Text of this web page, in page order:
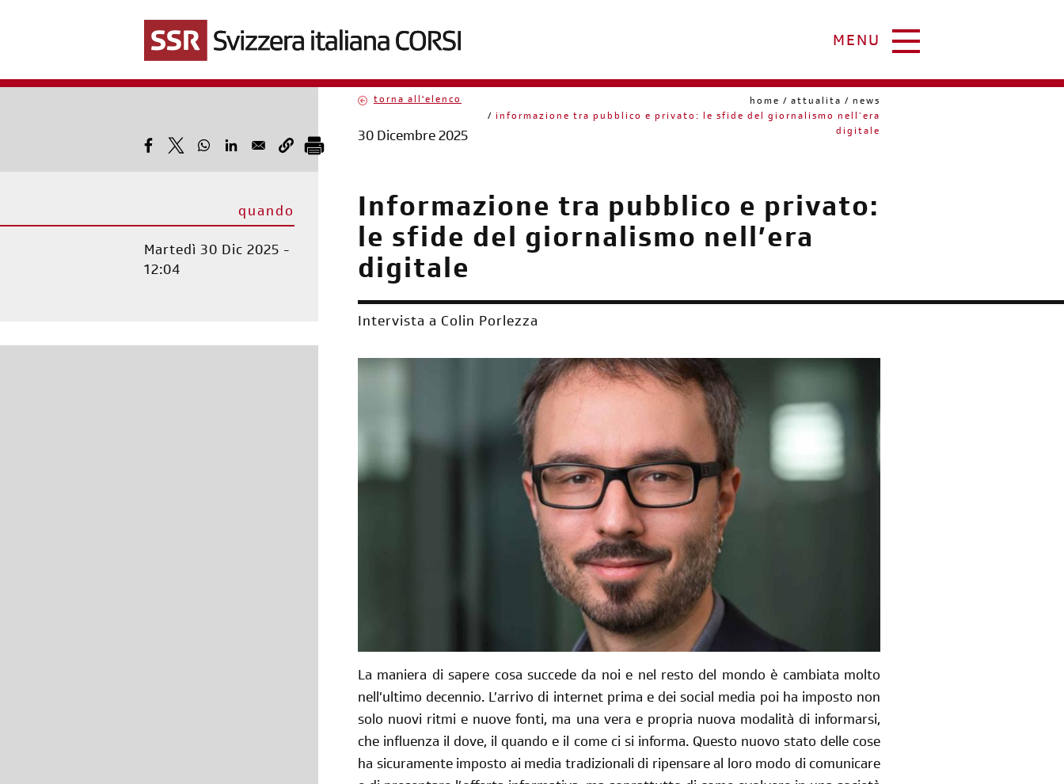
MENU
quando
Martedì 30 Dic 2025 -
12:04
torna all'elenco
briciole
di
home attualita
news
informazione tra pubblico e privato: le sfide del giornalismo nell’era
digitale
Informazione tra pubblico e privato:
le sfide del giornalismo nell’era
digitale
30 Dicembre 2025
Intervista a Colin Porlezza
La maniera di sapere cosa succede da noi e nel resto del mondo è cambiata molto
nell’ultimo decennio. L’arrivo di internet prima e dei social media poi ha imposto non
solo nuovi ritmi e nuove fonti, ma una vera e propria nuova modalità di informarsi,
che influenza il dove, il quando e il come ci si informa. Questo nuovo stato delle cose
ha sicuramente imposto ai media tradizionali di ripensare al loro modo di comunicare